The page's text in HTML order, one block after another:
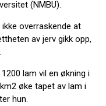
(NMBU).
overraskende at
av jerv gikk opp,
lam vil en økning i
øke tapet av lam i
hun.